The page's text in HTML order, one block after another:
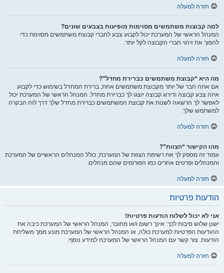
חזרה למעלה
למה קבוצות משתמשים מסוימות מופיעות בצבעים שונים?
המנהל הראשי של המערכת יכול לקבוע צבע לחברי קבוצת משתמשים מסוימת כדי
להפוך את זיהוי חברי הקבוצה לקל יותר.
חזרה למעלה
מה היא “קבוצת משתמשים כברירת מחדל”?
אם אתה חבר של יותר מקבוצת משתמשים אחת, ברירת המחדל בשימוש כדי לקבוע
איזה צבע קבוצה ודירוג קבוצה יוצגו לך כברירת מחדל. המנהל הראשי של המערכת יכול
לאפשר לך הרשאה לשנות את קבוצת המשתמשים כברירת מחדל שלך דרך לוח הבקרה
למשתמש שלך.
חזרה למעלה
מהו הקישור “הצוות”?
עמוד זה מספק לך את רשימת הצוות של המערכת, כולל המנהלים הראשיים של המערכת
והמנהלים ופרטים אחרים כמו הפורומים שהם מנהלים.
חזרה למעלה
הודעות פרטיות
אני לא יכול לשלוח הודעות פרטיות!
ישנן שלוש סיבות לכך: אינך רשום ו/או מחובר, המנהל הראשי של המערכת כיבה את
ההודעות הפרטיות למערכת כולה, או המנהל הראשי של המערכת מונע ממך משליחת
הודעות. צור קשר עם המנהל הראשי של המערכת למידע נוסף.
חזרה למעלה